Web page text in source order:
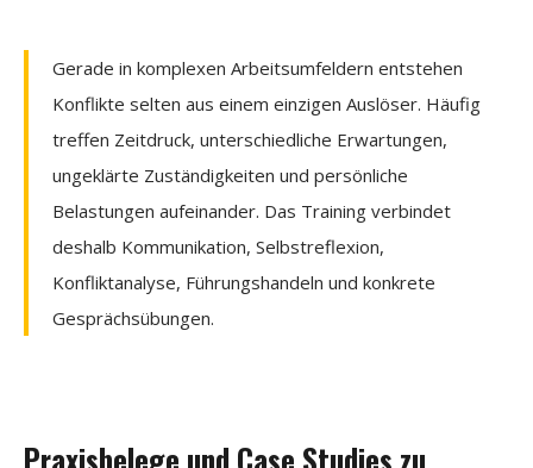
Gerade in komplexen Arbeitsumfeldern entstehen
Konflikte selten aus einem einzigen Auslöser. Häufig
treffen Zeitdruck, unterschiedliche Erwartungen,
ungeklärte Zuständigkeiten und persönliche
Belastungen aufeinander. Das Training verbindet
deshalb Kommunikation, Selbstreflexion,
Konfliktanalyse, Führungshandeln und konkrete
Gesprächsübungen.
Praxisbelege und Case Studies zu